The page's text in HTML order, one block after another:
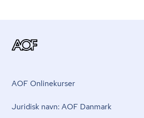
AOF Onlinekurser
Juridisk navn: AOF Danmark